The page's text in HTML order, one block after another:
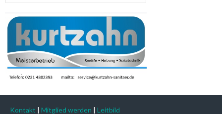
Kontakt | Mitglied werden | Leitbild